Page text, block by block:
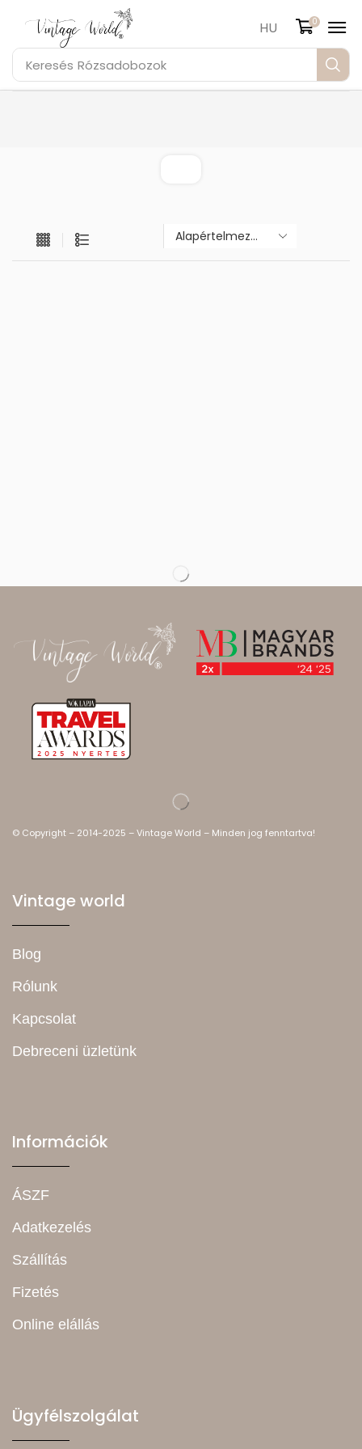
Keresés Rózsadobozok
HU 0
© Copyright – 2014-2025 – Vintage World – Minden jog fenntartva!
Vintage world
Blog
Rólunk
Kapcsolat
Debreceni üzletünk
Információk
ÁSZF
Adatkezelés
Szállítás
Fizetés
Online elállás
Ügyfélszolgálat